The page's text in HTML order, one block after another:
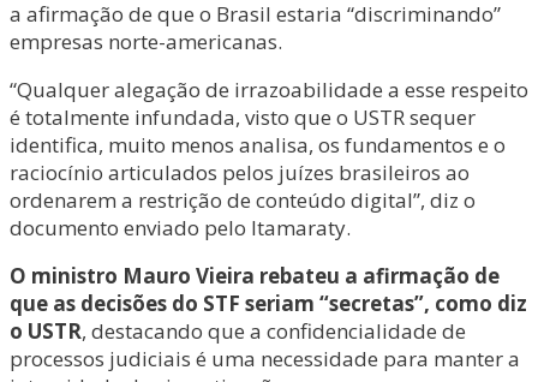
a afirmação de que o Brasil estaria “discriminando”
empresas norte-americanas.
“Qualquer alegação de irrazoabilidade a esse respeito
é totalmente infundada, visto que o USTR sequer
identifica, muito menos analisa, os fundamentos e o
raciocínio articulados pelos juízes brasileiros ao
ordenarem a restrição de conteúdo digital”, diz o
documento enviado pelo Itamaraty.
O ministro Mauro Vieira rebateu a afirmação de
que as decisões do STF seriam “secretas”, como diz
o USTR, destacando que a confidencialidade de
processos judiciais é uma necessidade para manter a